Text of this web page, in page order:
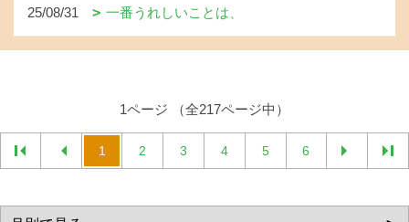
25/08/31 一番うれしいことは、
1ページ （全217ページ中）
1 2 3 4 5 6